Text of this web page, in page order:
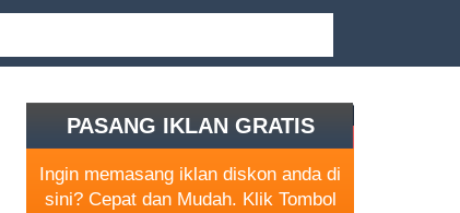
PASANG IKLAN GRATIS
Ingin memasang iklan diskon anda di
sini? Cepat dan Mudah. Klik Tombol